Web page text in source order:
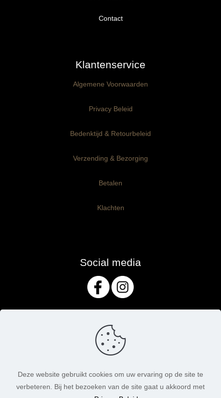
Proefpakket
3mm dik
6mm dik
Kant-en-Klaar panelen
3mm dik
6mm dik
Ophangklaar panelen
Maatwerk
Contact
Klantenservice
Algemene Voorwaarden
Privacy Beleid
Bedenktijd & Retourbeleid
Verzending & Bezorging
Betalen
Klachten
Social media
Deze website gebruikt cookies om uw ervaring op de site te
verbeteren. Bij het bezoeken van de site gaat u akkoord met